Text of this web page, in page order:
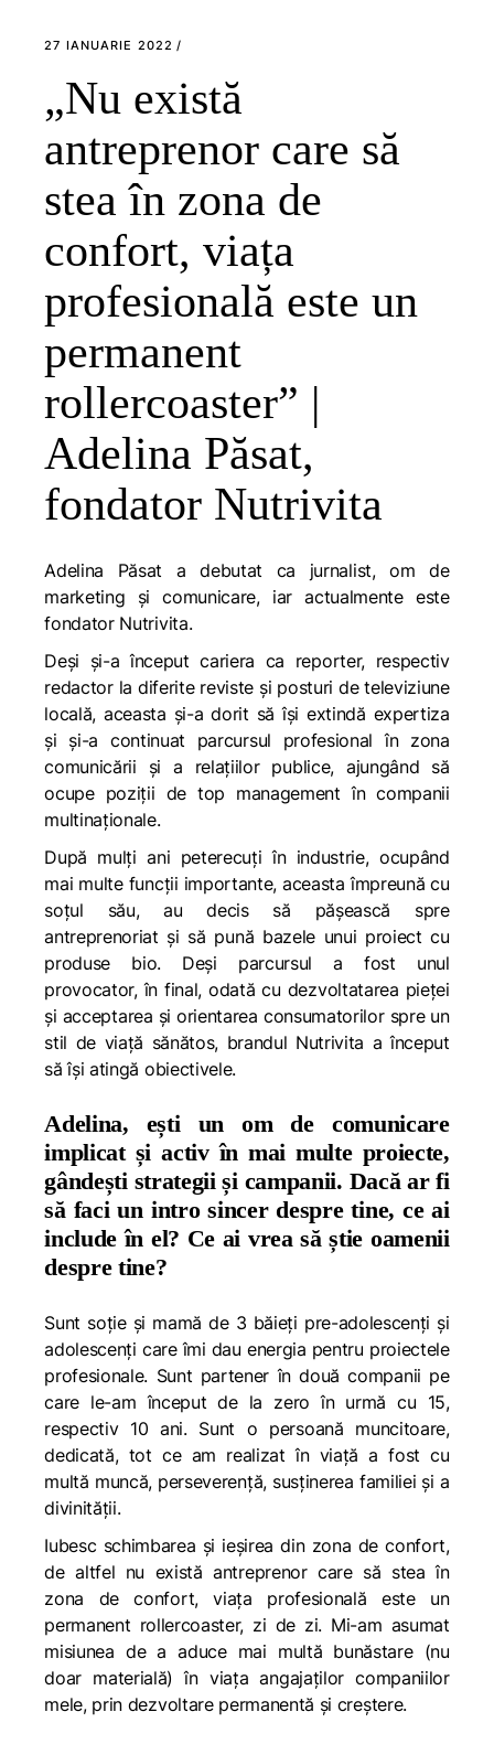
27 IANUARIE 2022
„Nu există
antreprenor care să
stea în zona de
confort, viața
profesională este un
permanent
rollercoaster” |
Adelina Păsat,
fondator Nutrivita
Adelina Păsat a debutat ca jurnalist, om de
marketing și comunicare, iar actualmente este
fondator Nutrivita.
Deși și-a început cariera ca reporter, respectiv
redactor la diferite reviste și posturi de televiziune
locală, aceasta și-a dorit să își extindă expertiza
și și-a continuat parcursul profesional în zona
comunicării și a relațiilor publice, ajungând să
ocupe poziții de top management în companii
multinaționale.
După mulți ani peterecuți în industrie, ocupând
mai multe funcții importante, aceasta împreună cu
soțul său, au decis să pășească spre
antreprenoriat și să pună bazele unui proiect cu
produse bio. Deși parcursul a fost unul
provocator, în final, odată cu dezvoltatarea pieței
și acceptarea și orientarea consumatorilor spre un
stil de viață sănătos, brandul Nutrivita a început
să își atingă obiectivele.
Adelina, ești un om de comunicare
implicat și activ în mai multe proiecte,
gândești strategii și campanii. Dacă ar fi
să faci un intro sincer despre tine, ce ai
include în el? Ce ai vrea să știe oamenii
despre tine?
Sunt soție și mamă de 3 băieți pre-adolescenți și
adolescenți care îmi dau energia pentru proiectele
profesionale. Sunt partener în două companii pe
care le-am început de la zero în urmă cu 15,
respectiv 10 ani. Sunt o persoană muncitoare,
dedicată, tot ce am realizat în viață a fost cu
multă muncă, perseverență, susținerea familiei și a
divinității.
Iubesc schimbarea și ieșirea din zona de confort,
de altfel nu există antreprenor care să stea în
zona de confort, viața profesională este un
permanent rollercoaster, zi de zi. Mi-am asumat
misiunea de a aduce mai multă bunăstare (nu
doar materială) în viața angajaților companiilor
mele, prin dezvoltare permanentă și creștere.